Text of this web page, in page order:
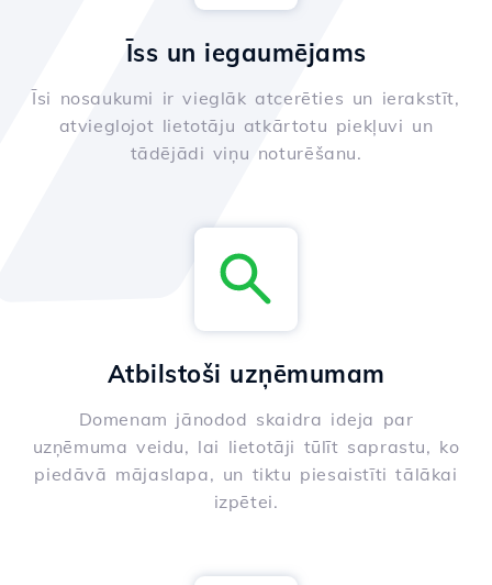
Īss un iegaumējams
Īsi nosaukumi ir vieglāk atcerēties un ierakstīt,
atvieglojot lietotāju atkārtotu piekļuvi un
tādējādi viņu noturēšanu.
Atbilstoši uzņēmumam
Domenam jānodod skaidra ideja par
uzņēmuma veidu, lai lietotāji tūlīt saprastu, ko
piedāvā mājaslapa, un tiktu piesaistīti tālākai
izpētei.